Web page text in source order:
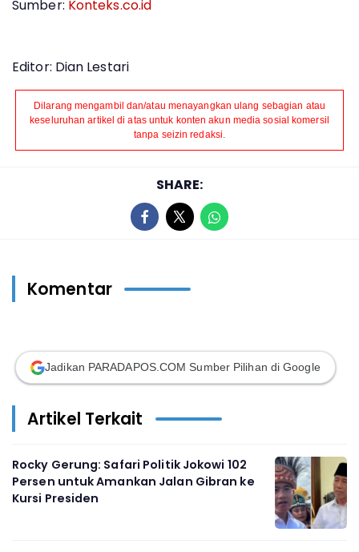
Sumber: Konteks.co.id
Editor: Dian Lestari
Dilarang mengambil dan/atau menayangkan ulang sebagian atau
keseluruhan artikel di atas untuk konten akun media sosial komersil
tanpa seizin redaksi.
SHARE:
Komentar
Jadikan PARADAPOS.COM Sumber Pilihan di Google
Artikel Terkait
Rocky Gerung: Safari Politik Jokowi 102
Persen untuk Amankan Jalan Gibran ke
Kursi Presiden